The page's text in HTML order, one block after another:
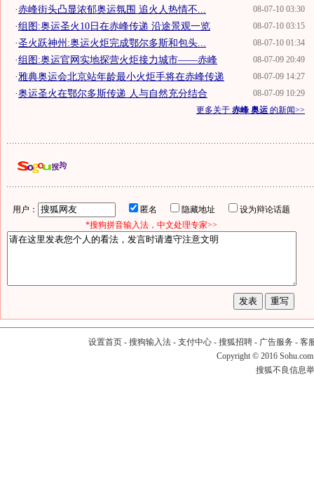
08-07-10 03:30
·赤峰街头凸显浓郁奥运氛围 追火人热情不...
08-07-10 03:15
·组图:奥运圣火10日在赤峰传递 沿途景观一览
08-07-10 01:34
·圣火跃神州:奥运火炬完成鄂尔多斯和包头...
08-07-09 20:49
·组图:奥运官网实地探营火炬接力城市——赤峰
08-07-09 14:27
·雅典奥运会北京站年龄最小火炬手将在赤峰传递
08-07-09 10:29
·奥运圣火在鄂尔多斯传递 人与自然充分结合
更多关于 赤峰 奥运 的新闻>>
用户： 匿名 隐藏地址
设为辩论话题
*搜狗拼音输入法，中文处理专家>>
设置首页- 搜狗输入法- 支付中心- 搜狐招聘- 广告服务 - 客
Copyright © 2016
搜狐不良信息